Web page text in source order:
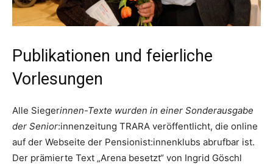
Publikationen und feierliche
Vorlesungen
Alle Siegerinnen-Texte wurden in einer Sonderausgabe
der Senior:innenzeitung TRARA veröffentlicht, die online
auf der Webseite der Pensionist:innenklubs abrufbar ist.
Der prämierte Text „Arena besetzt“ von Ingrid Göschl